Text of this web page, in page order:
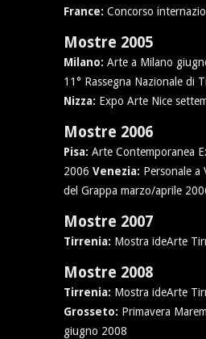
France: Concorso
Mostre 2005
Milano: Arte a Milano
11° Rassegna Nazionale di
Nizza: Expo Arte Nice
Mostre 2006
Pisa: Arte Contemporanea
2006 Venezia: Personale a
del Grappa marzo/aprile
Mostre 2007
Tirrenia: Mostra ideArte
Mostre 2008
Tirrenia: Mostra ideArte
Grosseto: Primavera
giugno 2008